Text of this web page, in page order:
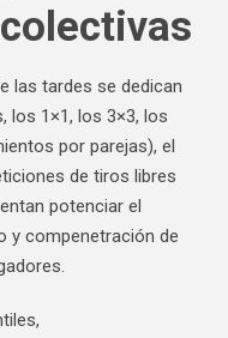
las tardes se dedican
los 1×1, los 3×3, los
por parejas), el
de tiros libres
potenciar el
y compenetración de